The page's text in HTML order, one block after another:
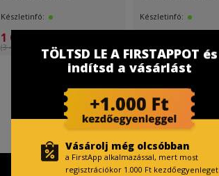
Készletinfó:
1 099 Ft
(3 499 Ft )
Készletinfó:
TÖLTSD LE A FIRSTAPPOT és
indítsd a vásárlást
Vásárolj még olcsóbban
a FirstApp alkalmazással, mert most
regisztrációkor 1.000 Ft kezdőegyenleget